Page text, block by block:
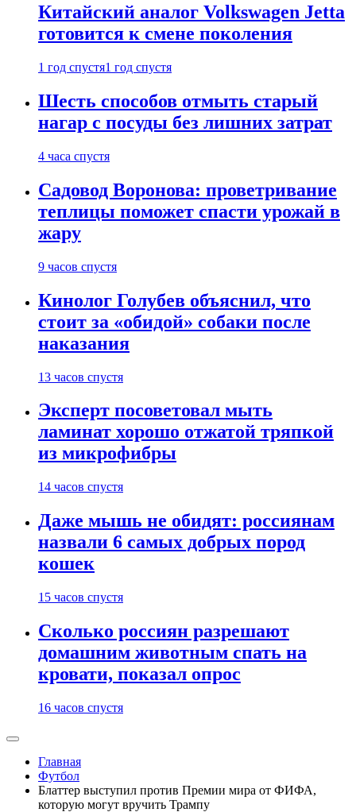
Китайский аналог Volkswagen Jetta
готовится к смене поколения
1 год спустя1 год спустя
Шесть способов отмыть старый
нагар с посуды без лишних затрат
4 часа спустя
Садовод Воронова: проветривание
теплицы поможет спасти урожай в
жару
9 часов спустя
Кинолог Голубев объяснил, что
стоит за «обидой» собаки после
наказания
13 часов спустя
Эксперт посоветовал мыть
ламинат хорошо отжатой тряпкой
из микрофибры
14 часов спустя
Даже мышь не обидят: россиянам
назвали 6 самых добрых пород
кошек
15 часов спустя
Сколько россиян разрешают
домашним животным спать на
кровати, показал опрос
16 часов спустя
Главная
Футбол
Блаттер выступил против Премии мира от ФИФА,
которую могут вручить Трампу